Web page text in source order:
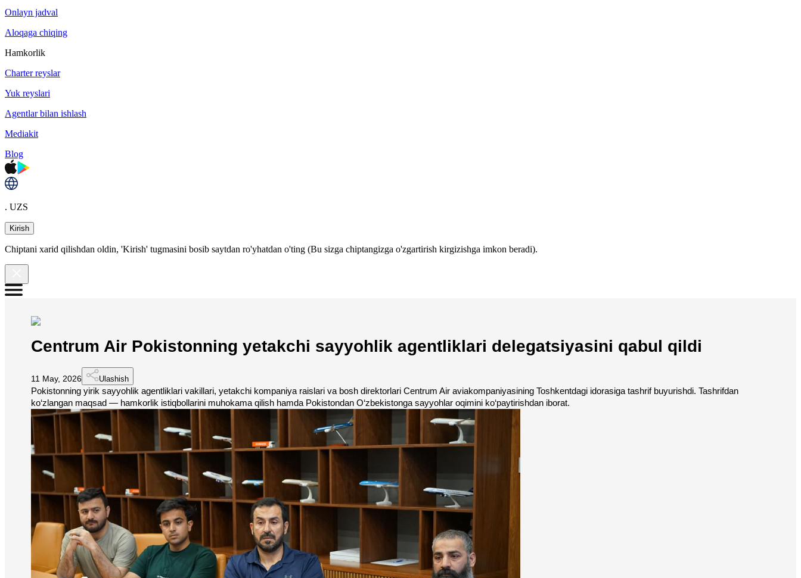
Onlayn jadval
Aloqaga chiqing
Hamkorlik
Charter reyslar
Yuk reyslari
Agentlar bilan ishlash
Mediakit
Blog
. UZS
Kirish
Chiptani xarid qilishdan oldin, 'Kirish' tugmasini bosib saytdan ro'yhatdan o'ting (Bu sizga chiptangizga o'zgartirish kirgizishga imkon beradi).
Centrum Air Pokistonning yetakchi sayyohlik agentliklari delegatsiyasini qabul qildi
11 May, 2026 Ulashish
Pokistonning yirik sayyohlik agentliklari vakillari, yetakchi kompaniya raislari va bosh direktorlari Centrum Air aviakompaniyasining Toshkentdagi idorasiga tashrif buyurishdi. Tashrifdan
ko‘zlangan maqsad — hamkorlik istiqbollarini muhokama qilish hamda Pokistondan O‘zbekistonga sayyohlar oqimini ko‘paytirishdan iborat.